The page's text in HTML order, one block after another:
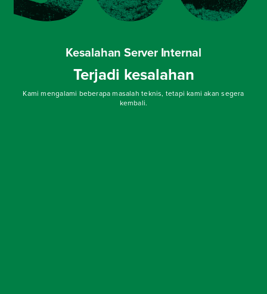
Kesalahan Server Internal
Terjadi kesalahan
Kami mengalami beberapa masalah teknis, tetapi kami akan segera
kembali.